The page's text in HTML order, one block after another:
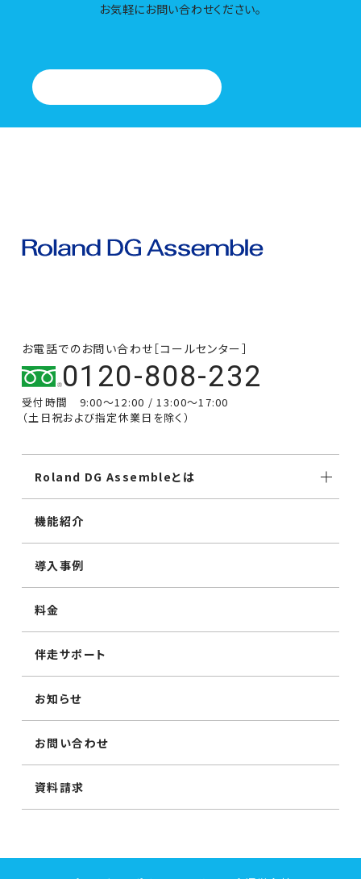
お気軽にお問い合わせください。
お電話でのお問い合わせ［コールセンター］
0120-808-232
受付時間 9:00～12:00 / 13:00～17:00
（土日祝および指定休業日を除く）
Roland DG Assembleとは
機能紹介
導入事例
料金
伴走サポート
お知らせ
お問い合わせ
資料請求